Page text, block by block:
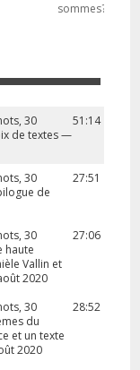
sommes?»
51:14
30
de textes —
27:51
30
de
27:06
30
haute
Vallin et
2020
28:52
30
du
et un texte
2020